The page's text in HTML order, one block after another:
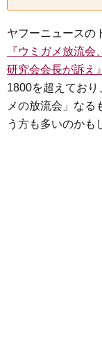
ヤフーニュースの
『ウミガメ放流
研究会会長が訴え』
1800を超えてお
メの放流会」なる
う方も多いのかも